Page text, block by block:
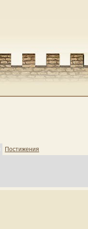
Постижения